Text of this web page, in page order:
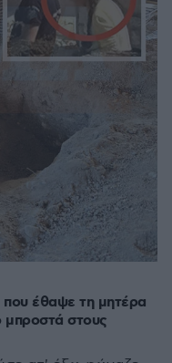
που έθαψε τη μητέρα
μπροστά στους